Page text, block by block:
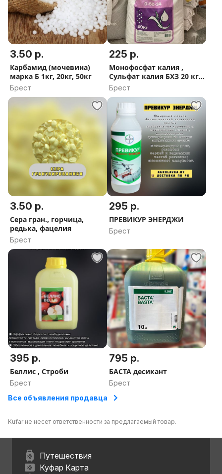
3.50 р.
Карбамид (мочевина)
марка Б 1кг, 20кг, 50кг
Брест
225 р.
Монофосфат калия ,
Сульфат калия БХЗ 20 кг,1
кг
Брест
3.50 р.
Сера гран., горчица,
редька, фацелия
Брест
295 р.
ПРЕВИКУР ЭНЕРДЖИ
Брест
395 р.
Беллис , Строби
Брест
795 р.
БАСТА десикант
Брест
Все объявления продавца
Kufar не несет ответственности за предлагаемый товар.
Путешествия
Куфар Карта